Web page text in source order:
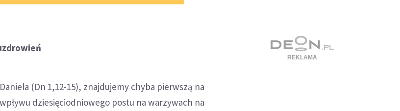
(Dn 1,12-15), znajdujemy chyba pierwszą na
dziesięciodniowego postu na warzywach na